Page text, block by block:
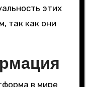
этих
так как они
в мире